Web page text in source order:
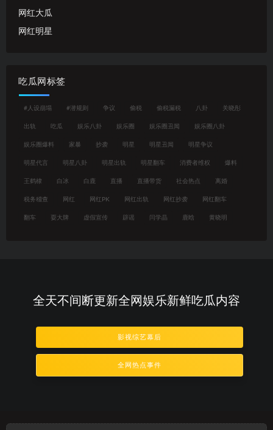
网红大瓜
网红明星
吃瓜网标签
#人设崩塌 #潜规则 争议 偷税 偷税漏税 八卦 关晓彤
出轨 吃瓜 娱乐八卦 娱乐圈 娱乐圈丑闻 娱乐圈八卦
娱乐圈爆料 家暴 抄袭 明星 明星丑闻 明星争议
明星代言 明星八卦 明星出轨 明星翻车 消费者维权 爆料
王鹤棣 白冰 白鹿 直播 直播带货 社会热点 离婚
税务稽查 网红 网红PK 网红出轨 网红抄袭 网红翻车
翻车 耍大牌 虚假宣传 辟谣 闫学晶 鹿晗 黄晓明
全天不间断更新全网娱乐新鲜吃瓜内容
影视综艺幕后
全网热点事件